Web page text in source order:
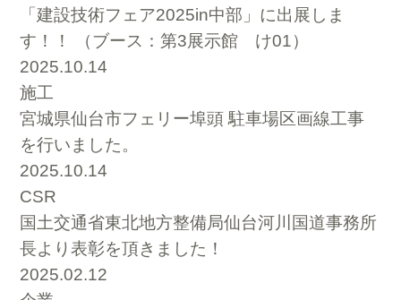
「建設技術フェア2025in中部」に出展しま
す！！ （ブース：第3展示館 け01）
2025.10.14
施工
宮城県仙台市フェリー埠頭 駐車場区画線工事
を行いました。
2025.10.14
CSR
国土交通省東北地方整備局仙台河川国道事務所
長より表彰を頂きました！
2025.02.12